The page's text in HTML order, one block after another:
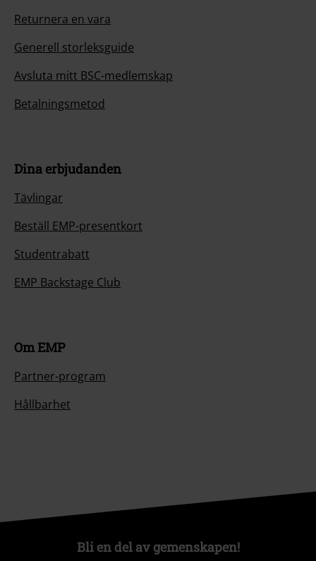
Returnera en vara
Generell storleksguide
Avsluta mitt BSC-medlemskap
Betalningsmetod
Dina erbjudanden
Tävlingar
Beställ EMP-presentkort
Studentrabatt
EMP Backstage Club
Om EMP
Partner-program
Hållbarhet
Bli en del av gemenskapen!